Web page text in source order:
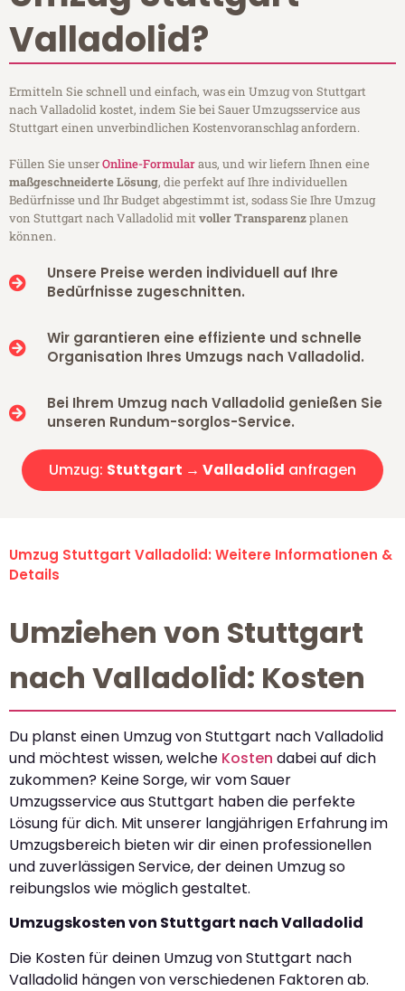
Valladolid?
Ermitteln Sie schnell und einfach, was ein Umzug von Stuttgart
nach Valladolid kostet, indem Sie bei Sauer Umzugsservice aus
Stuttgart einen unverbindlichen Kostenvoranschlag anfordern.
Füllen Sie unserOnline-Formularaus, und wir liefern Ihnen eine
maßgeschneiderte Lösung, die perfekt auf Ihre individuellen
Bedürfnisse und Ihr Budget abgestimmt ist, sodass Sie Ihre Umzug
von Stuttgart nach Valladolid mitvoller Transparenzplanen
können.
Unsere Preise werden individuell auf Ihre
Bedürfnisse zugeschnitten.
Wir garantieren eine effiziente und schnelle
Organisation Ihres Umzugs nach Valladolid.
Bei Ihrem Umzug nach Valladolid genießen Sie
unseren Rundum-sorglos-Service.
Umzug: Stuttgart → Valladolid anfragen
Umzug Stuttgart Valladolid: Weitere Informationen &
Details
Umziehen von Stuttgart
nach Valladolid: Kosten
Du planst einen Umzug von Stuttgart nach Valladolid
und möchtest wissen, welche Kosten dabei auf dich
zukommen? Keine Sorge, wir vom Sauer
Umzugsservice aus Stuttgart haben die perfekte
Lösung für dich. Mit unserer langjährigen Erfahrung im
Umzugsbereich bieten wir dir einen professionellen
und zuverlässigen Service, der deinen Umzug so
reibungslos wie möglich gestaltet.
Umzugskosten von Stuttgart nach Valladolid
Die Kosten für deinen Umzug von Stuttgart nach
Valladolid hängen von verschiedenen Faktoren ab.